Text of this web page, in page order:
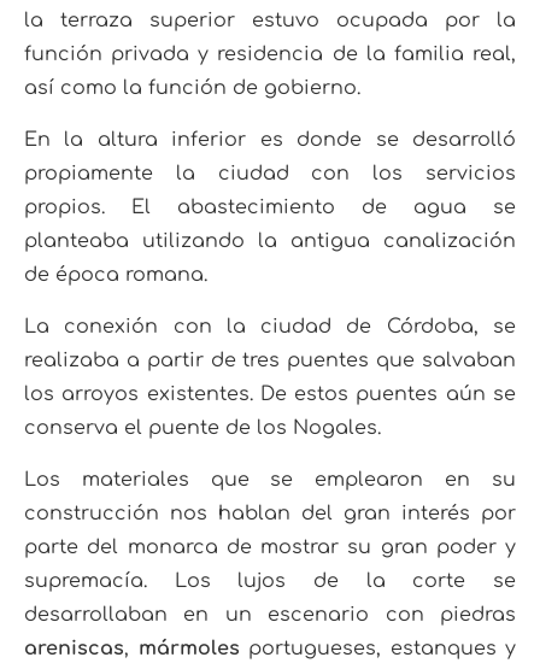
la terraza superior estuvo ocupada por la
función privada y residencia de la familia real,
así como la función de gobierno.
En la altura inferior es donde se desarrolló
propiamente la ciudad con los servicios
propios. El abastecimiento de agua se
planteaba utilizando la antigua canalización
de época romana.
La conexión con la ciudad de Córdoba, se
realizaba a partir de tres puentes que salvaban
los arroyos existentes. De estos puentes aún se
conserva el puente de los Nogales.
Los materiales que se emplearon en su
construcción nos hablan del gran interés por
parte del monarca de mostrar su gran poder y
supremacía. Los lujos de la corte se
desarrollaban en un escenario con piedras
areniscas, mármoles portugueses, estanques y